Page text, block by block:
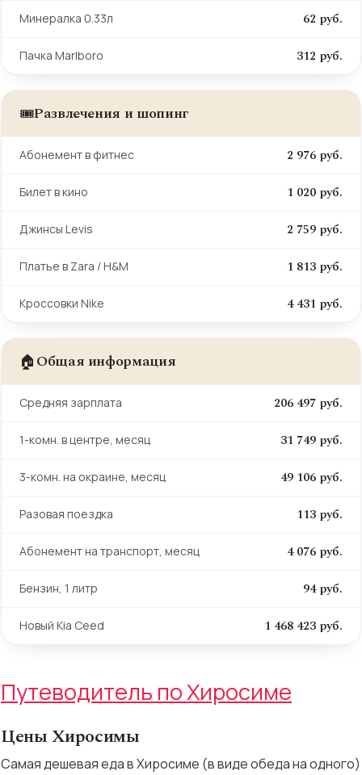
Минералка 0.33л 62 руб.
Пачка Marlboro 312 руб.
🎟️Развлечения и шопинг
Абонемент в фитнес 2 976 руб.
Билет в кино 1 020 руб.
Джинсы Levis 2 759 руб.
Платье в Zara / H&M 1 813 руб.
Кроссовки Nike 4 431 руб.
🏠 Общая информация
Средняя зарплата 206 497 руб.
1-комн. в центре, месяц 31 749 руб.
3-комн. на окраине, месяц 49 106 руб.
Разовая поездка 113 руб.
Абонемент на транспорт, месяц 4 076 руб.
Бензин, 1 литр 94 руб.
Новый Kia Ceed 1 468 423 руб.
Путеводитель по Хиросиме
Цены Хиросимы
Самая дешевая еда в Хиросиме (в виде обеда на одного)